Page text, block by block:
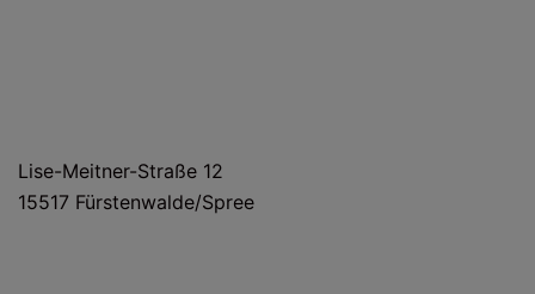
Lise-Meitner-Straße 12
15517 Fürstenwalde/Spree